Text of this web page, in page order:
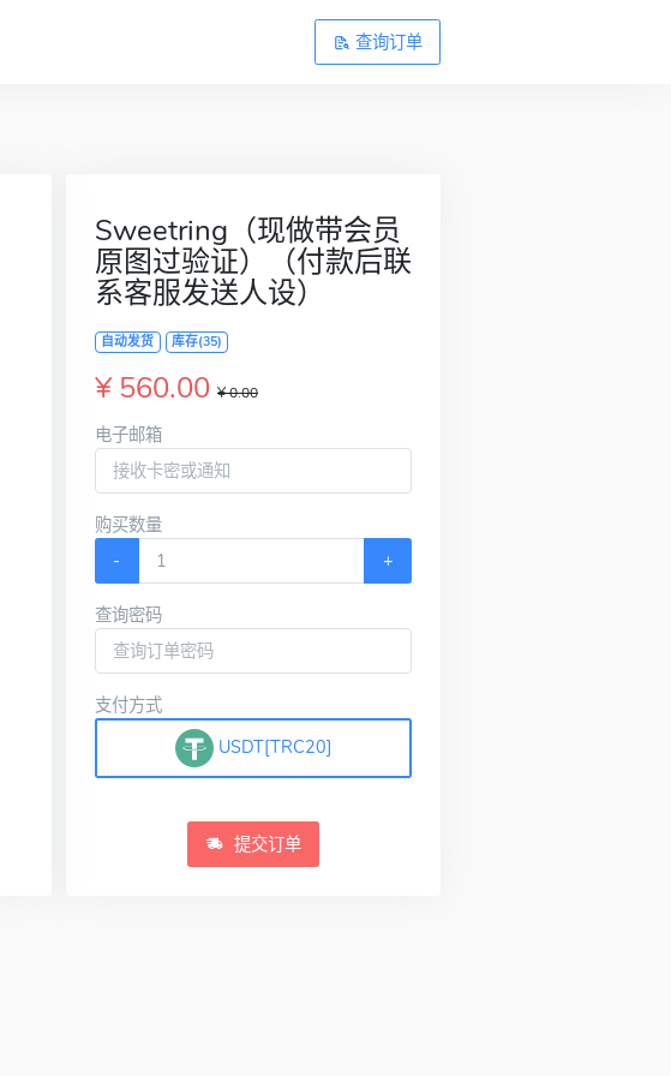
查询订单
Sweetring（现做带会员
原图过验证）（付款后联
系客服发送人设）
自动发货 库存(35)
¥ 560.00 ¥ 0.00
电子邮箱
购买数量
-
+
查询密码
支付方式
USDT[TRC20]
提交订单